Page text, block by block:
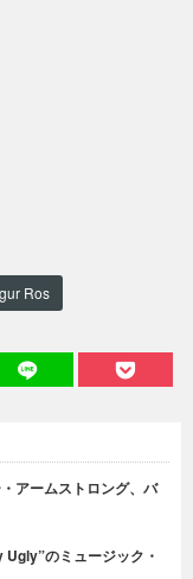
Ros
アームストロング、バ
のミュージック・